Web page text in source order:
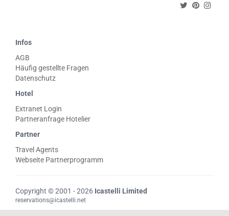
Infos
AGB
Häufig gestellte Fragen
Datenschutz
Hotel
Extranet Login
Partneranfrage Hotelier
Partner
Travel Agents
Webseite Partnerprogramm
Copyright © 2001 - 2026 Icastelli Limited
reservations@icastelli.net